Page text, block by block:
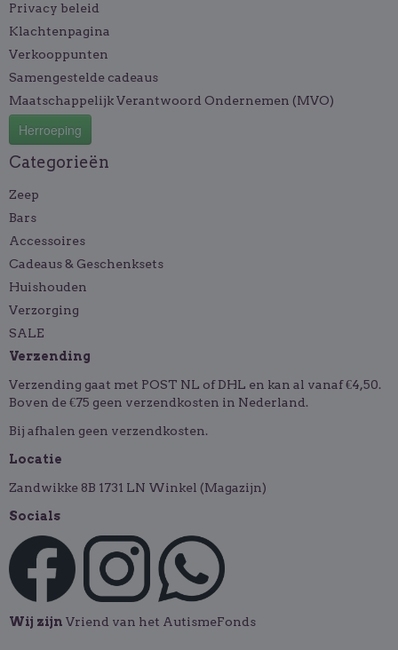
Privacy beleid
Klachtenpagina
Verkooppunten
Samengestelde cadeaus
Maatschappelijk Verantwoord Ondernemen (MVO)
Herroeping
Categorieën
Zeep
Bars
Accessoires
Cadeaus & Geschenksets
Huishouden
Verzorging
SALE
Verzending
Verzending gaat met POST NL of DHL en kan al vanaf €4,50.
Boven de €75 geen verzendkosten in Nederland.
Bij afhalen geen verzendkosten.
Locatie
Zandwikke 8B 1731 LN Winkel (Magazijn)
Socials
Wij zijn Vriend van het AutismeFonds